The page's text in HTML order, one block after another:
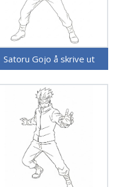
Satoru Gojo å skrive ut